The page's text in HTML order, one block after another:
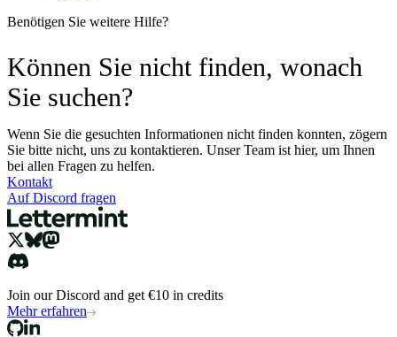
Benötigen Sie weitere Hilfe?
Können Sie nicht finden, wonach
Sie suchen?
Wenn Sie die gesuchten Informationen nicht finden konnten, zögern
Sie bitte nicht, uns zu kontaktieren. Unser Team ist hier, um Ihnen
bei allen Fragen zu helfen.
Kontakt
Auf Discord fragen
Join our Discord and get €10 in credits
Mehr erfahren